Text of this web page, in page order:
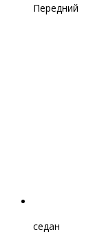
Передний
седан